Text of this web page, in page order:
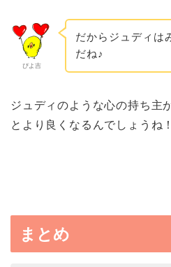
ぴよ吉
だからジュディは
だね♪
ジュディのような心の持ち主
とより良くなるんでしょうね！
まとめ